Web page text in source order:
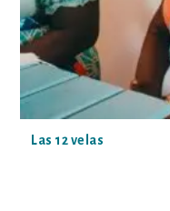
Las 12 velas